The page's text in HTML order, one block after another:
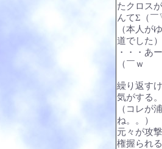
たクロス
んてΣ（￣
（本人が
道でした）
・・・あ
（￣ｗ
繰り返す
気がする。
（コレが
ね。。）
元々が攻
権握られ